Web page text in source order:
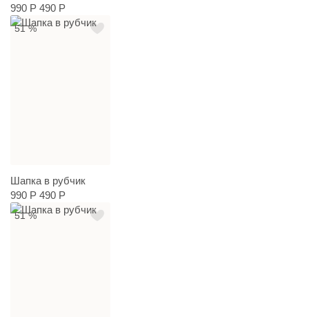
990 Р 490 Р
51 %
Шапка в рубчик
990 Р 490 Р
51 %